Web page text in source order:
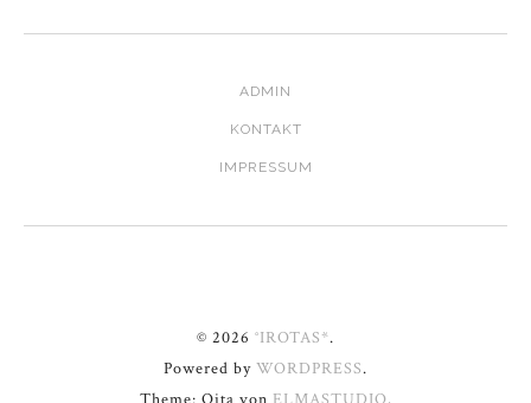
ADMIN
KONTAKT
IMPRESSUM
© 2026 °IROTAS*.
Powered by WORDPRESS.